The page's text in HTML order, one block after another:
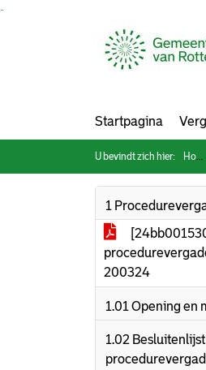
Startpagina
U bevindt zich hier: Home
1
200324
1.01 Opening en
1.02